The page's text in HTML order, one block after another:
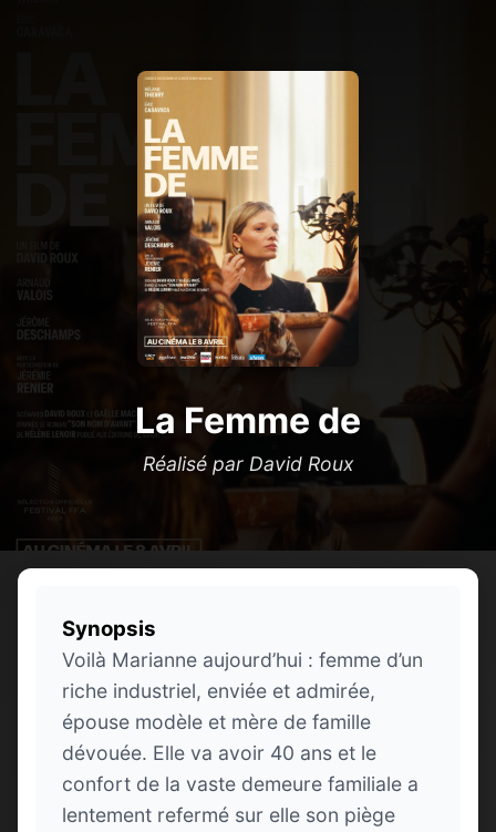
La Femme de
Réalisé par David Roux
Synopsis
Voilà Marianne aujourd’hui : femme d’un
riche industriel, enviée et admirée,
épouse modèle et mère de famille
dévouée. Elle va avoir 40 ans et le
confort de la vaste demeure familiale a
lentement refermé sur elle son piège